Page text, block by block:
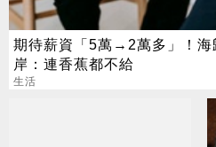
期待薪資「5萬→2萬多」！海
岸：連香蕉都不給
生活